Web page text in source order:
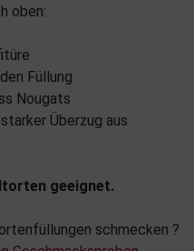
oben:
Füllung
Nougats
Überzug aus
geeignet.
schmecken ?